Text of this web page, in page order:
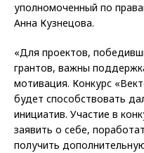
уполномоченный по
Анна Кузнецова.
«Для проектов,
грантов, важны
мотивация. Конкурс
будет способствовать
инициатив. Участие в
заявить о себе,
получить